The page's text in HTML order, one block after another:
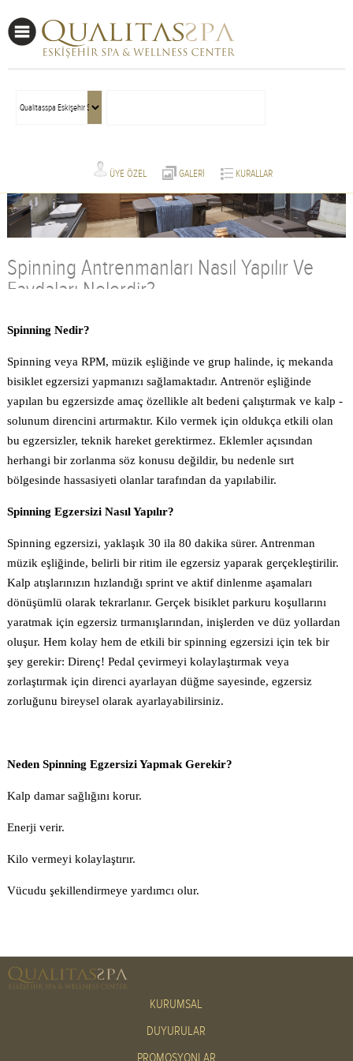
ÜYE ÖZEL GALERİ KURALLAR
Spinning Antrenmanları Nasıl Yapılır Ve
Faydaları Nelerdir?
Spinning Nedir?
Spinning veya RPM, müzik eşliğinde ve grup halinde, iç mekanda
bisiklet egzersizi yapmanızı sağlamaktadır. Antrenör eşliğinde
yapılan bu egzersizde amaç özellikle alt bedeni çalıştırmak ve kalp -
solunum direncini artırmaktır. Kilo vermek için oldukça etkili olan
bu egzersizler, teknik hareket gerektirmez. Eklemler açısından
herhangi bir zorlanma söz konusu değildir, bu nedenle sırt
bölgesinde hassasiyeti olanlar tarafından da yapılabilir.
Spinning Egzersizi Nasıl Yapılır?
Spinning egzersizi, yaklaşık 30 ila 80 dakika sürer. Antrenman
müzik eşliğinde, belirli bir ritim ile egzersiz yaparak gerçekleştirilir.
Kalp atışlarınızın hızlandığı sprint ve aktif dinlenme aşamaları
dönüşümlü olarak tekrarlanır. Gerçek bisiklet parkuru koşullarını
yaratmak için egzersiz tırmanışlarından, inişlerden ve düz yollardan
oluşur. Hem kolay hem de etkili bir spinning egzersizi için tek bir
şey gerekir: Direnç! Pedal çevirmeyi kolaylaştırmak veya
zorlaştırmak için direnci ayarlayan düğme sayesinde, egzersiz
zorluğunu bireysel olarak ayarlayabilirsiniz.
Neden Spinning Egzersizi Yapmak Gerekir?
Kalp damar sağlığını korur.
Enerji verir.
Kilo vermeyi kolaylaştırır.
Vücudu şekillendirmeye yardımcı olur.
KURUMSAL
DUYURULAR